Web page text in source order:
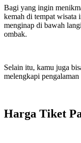
Bagi yang ingin
kemah di tempat wisata
menginap di bawah
ombak.
Selain itu, kamu juga
melengkapi
Harga Tiket